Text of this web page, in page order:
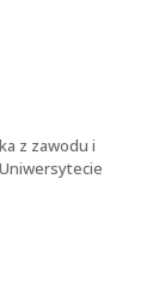
z zawodu i